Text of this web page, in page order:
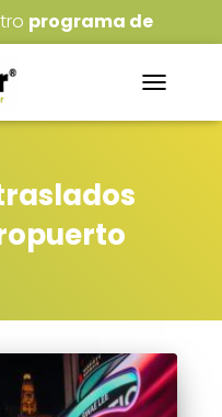
programa de
DE